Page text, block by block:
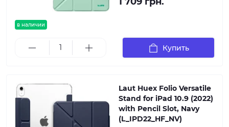
в наличии
Купить
Laut Huex Folio Versatile
Stand for iPad 10.9 (2022)
with Pencil Slot, Navy
(L_IPD22_HF_NV)